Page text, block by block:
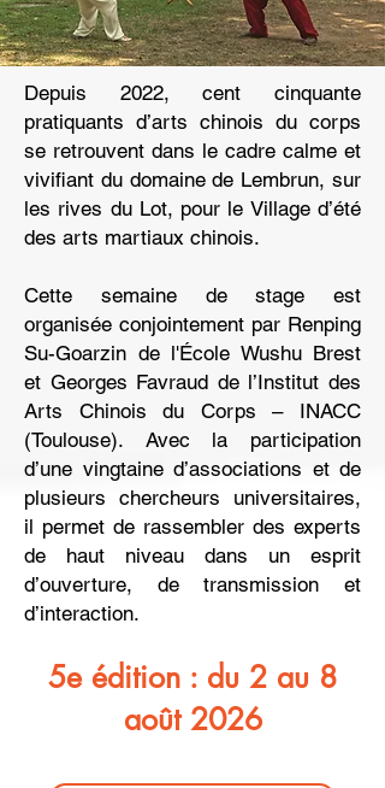
Depuis 2022, cent cinquante
pratiquants d’arts chinois du corps
se retrouvent dans le cadre calme et
vivifiant du domaine de Lembrun, sur
les rives du Lot, pour le Village d’été
des arts martiaux chinois.
Cette semaine de stage est
organisée conjointement par Renping
Su-Goarzin de l'École Wushu Brest
et Georges Favraud de l’Institut des
Arts Chinois du Corps – INACC
(Toulouse). Avec la participation
d’une vingtaine d’associations et de
plusieurs chercheurs universitaires,
il permet de rassembler des experts
de haut niveau dans un esprit
d’ouverture, de transmission et
d’interaction.
5e édition : du 2 au 8
août 2026